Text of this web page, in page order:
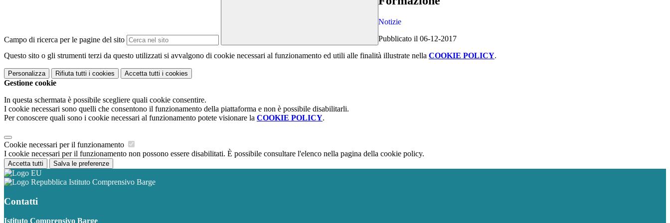
Campo di ricerca per le pagine del sito
Notizie
Pubblicato il 06-12-2017
Questo sito o gli strumenti terzi da questo utilizzati si avvalgono di cookie necessari al funzionamento ed utili alle finalità illustrate nella COOKIE POLICY.
Personalizza Rifiuta tutti i cookies Accetta tutti i cookies
Gestione cookie
In questa schermata è possibile scegliere quali cookie consentire.
I cookie necessari sono quelli che consentono il funzionamento della piattaforma e non è possibile disabilitarli.
Per conoscere quali sono i cookie necessari al funzionamento potete visionare la COOKIE POLICY.
Cookie necessari per il funzionamento
I cookie necessari per il funzionamento non possono essere disabilitati. È possibile consultare l'elenco nella pagina della cookie policy.
Accetta tutti Salva le preferenze
Istituto Comprensivo Barge
Contatti
Istituto Comprensivo Barge